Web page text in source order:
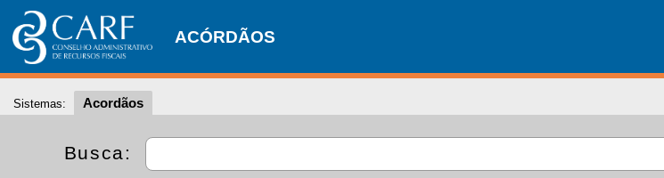
ACÓRDÃOS
Sistemas: Acordãos
Busca: